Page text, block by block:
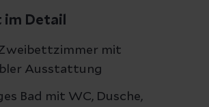
im Detail
mit
Ausstattung
Bad mit WC, Dusche,